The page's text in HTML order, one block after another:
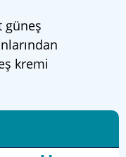
güneş
kremi